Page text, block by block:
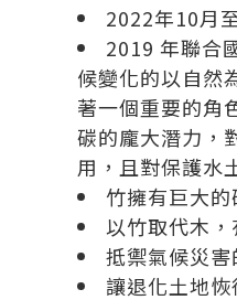
2022年10月
2019 年聯合
候變化的以自然
著一個重要的角
碳的龐大潛力，
用，且對保護水
竹擁有巨大
以竹取代木
抵禦氣候災害
讓退化土地恢